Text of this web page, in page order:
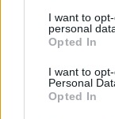
I want to
personal
Opted In
I want to
Personal
Opted In
Tutti i